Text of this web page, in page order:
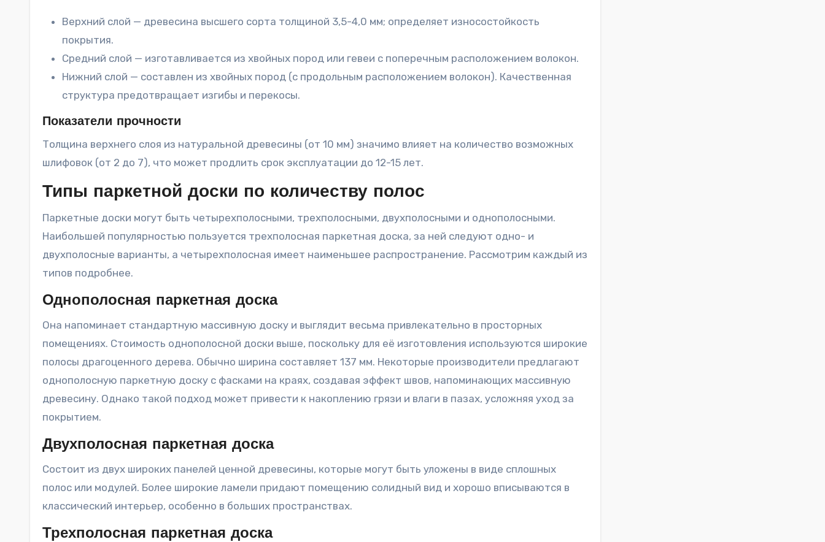
Верхний слой — древесина высшего сорта толщиной 3,5-4,0 мм; определяет износостойкость
покрытия.
Средний слой — изготавливается из хвойных пород или гевеи с поперечным расположением волокон.
Нижний слой — составлен из хвойных пород (с продольным расположением волокон). Качественная
структура предотвращает изгибы и перекосы.
Показатели прочности
Толщина верхнего слоя из натуральной древесины (от 10 мм) значимо влияет на количество возможных
шлифовок (от 2 до 7), что может продлить срок эксплуатации до 12-15 лет.
Типы паркетной доски по количеству полос
Паркетные доски могут быть четырехполосными, трехполосными, двухполосными и однополосными.
Наибольшей популярностью пользуется трехполосная паркетная доска, за ней следуют одно- и
двухполосные варианты, а четырехполосная имеет наименьшее распространение. Рассмотрим каждый из
типов подробнее.
Однополосная паркетная доска
Она напоминает стандартную массивную доску и выглядит весьма привлекательно в просторных
помещениях. Стоимость однополосной доски выше, поскольку для её изготовления используются широкие
полосы драгоценного дерева. Обычно ширина составляет 137 мм. Некоторые производители предлагают
однополосную паркетную доску с фасками на краях, создавая эффект швов, напоминающих массивную
древесину. Однако такой подход может привести к накоплению грязи и влаги в пазах, усложняя уход за
покрытием.
Двухполосная паркетная доска
Состоит из двух широких панелей ценной древесины, которые могут быть уложены в виде сплошных
полос или модулей. Более широкие ламели придают помещению солидный вид и хорошо вписываются в
классический интерьер, особенно в больших пространствах.
Трехполосная паркетная доска